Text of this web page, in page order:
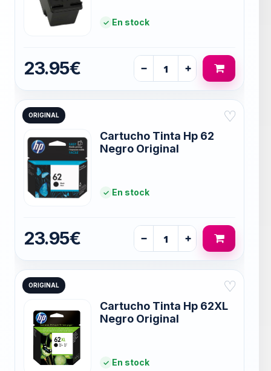
En stock
23.95€ − +
ORIGINAL ♡
Cartucho Tinta Hp 62
Negro Original
En stock
23.95€ − +
ORIGINAL ♡
Cartucho Tinta Hp 62XL
Negro Original
En stock